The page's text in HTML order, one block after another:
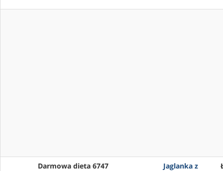
Darmowa dieta 6747
Jaglanka z